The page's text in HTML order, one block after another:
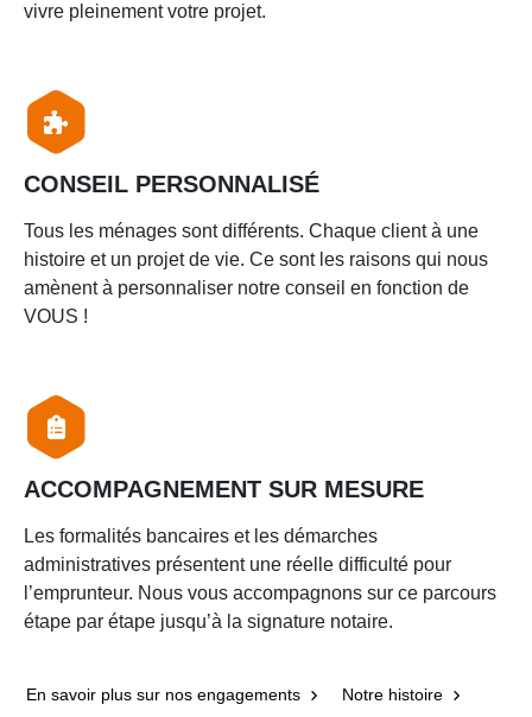
vivre pleinement votre projet.
CONSEIL PERSONNALISÉ
Tous les ménages sont différents. Chaque client à une
histoire et un projet de vie. Ce sont les raisons qui nous
amènent à personnaliser notre conseil en fonction de
VOUS !
ACCOMPAGNEMENT SUR MESURE
Les formalités bancaires et les démarches
administratives présentent une réelle difficulté pour
l’emprunteur. Nous vous accompagnons sur ce parcours
étape par étape jusqu’à la signature notaire.
En savoir plus sur nos engagements Notre histoire